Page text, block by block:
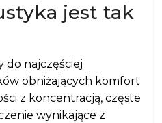
jest tak
do najczęściej
obniżających komfort
z koncentracją, częste
wynikające z